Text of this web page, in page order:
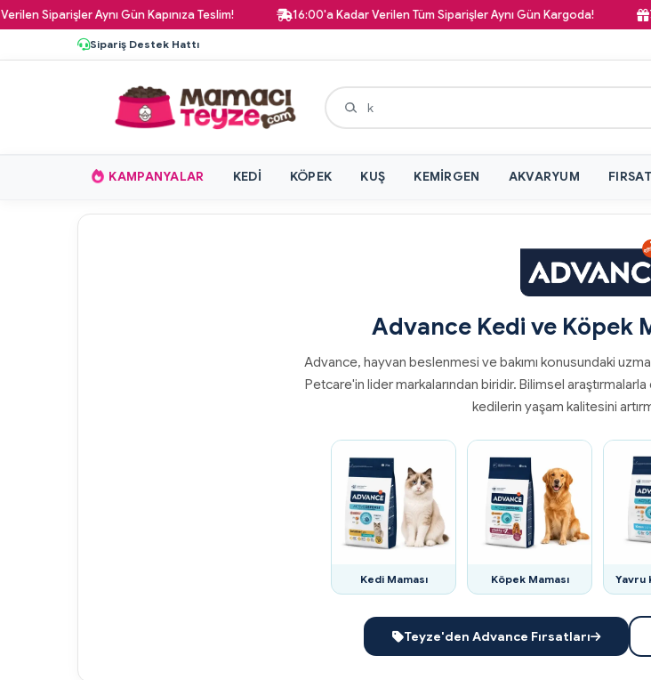
Aynı Gün Kapınıza Teslim! 16:00'a Kadar Verilen Tüm Siparişler Aynı Gün Kargoda! 740 TL
Sipariş Destek Hattı
KAMPANYALAR KEDI KÖPEK KUŞ KEMIRGEN AKVARYUM
Advance Kedi ve Köpek
Advance, hayvan beslenmesi ve bakımı konusundaki
Petcare'in lider markalarından biridir. Bilimsel
kedilerin yaşam kalitesini
Kedi Maması Köpek Maması Yavru
Teyze'den Advance Fırsatları